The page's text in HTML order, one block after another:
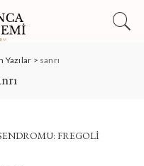
Yazılar > sanrı
FREGOLİ